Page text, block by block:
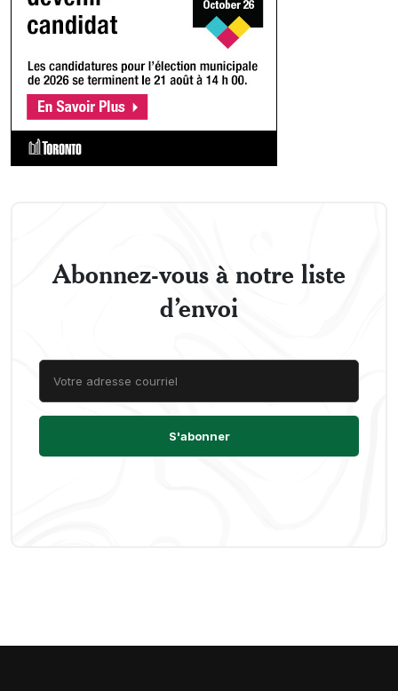
Abonnez-vous à notre liste
d’envoi